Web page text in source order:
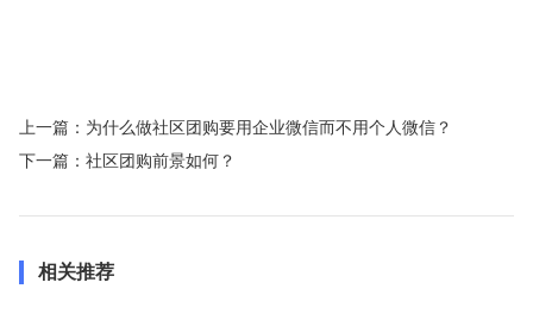
上一篇： 为什么做社区团购要用企业微信而不用个人微信？
下一篇： 社区团购前景如何？
相关推荐